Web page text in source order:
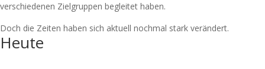
verschiedenen Zielgruppen begleitet haben.
Doch die Zeiten haben sich aktuell nochmal stark verändert.
Heute